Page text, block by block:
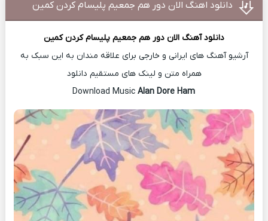
دانلود اهنگ الان دور هم جمعیم پلیسام کردن کمین
دانلود آهنگ الان دور هم جمعیم پلیسام کردن کمین
آرشیو آهنگ های ایرانی و خارجی برای علاقه مندان به این سبک به
همراه متن و لینک های مستقیم دانلود
Alan Dore Ham